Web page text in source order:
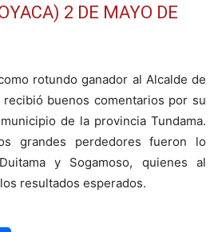
2 DE MAYO DE
rotundo ganador al Alcalde de
recibió buenos comentarios por su
de la provincia Tundama.
grandes perdedores fueron lo
y Sogamoso, quienes al
resultados esperados.